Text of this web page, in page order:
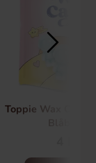
Toppie Wax